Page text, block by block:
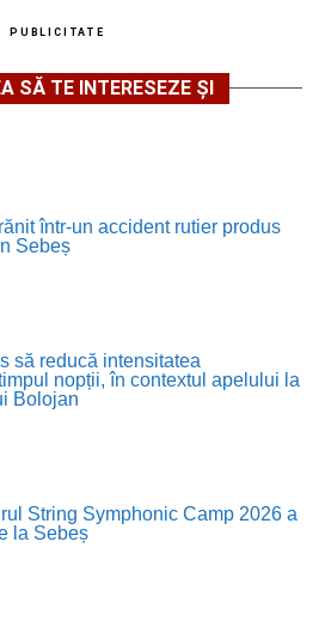
PUBLICITATE
SĂ TE INTERESEZE ȘI
într-un accident rutier produs
Sebeș
să reducă intensitatea
nopții, în contextul apelului la
Bolojan
String Symphonic Camp 2026 a
la Sebeș